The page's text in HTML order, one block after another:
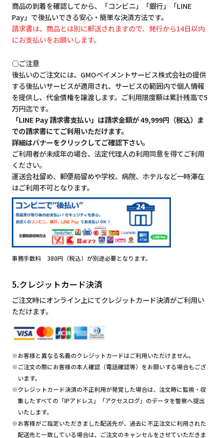
商品の到着を確認してから、「コンビニ」「銀行」「LINE
Pay」で後払いできる安心・簡単な決済方法です。
請求書は、商品とは別に郵送されますので、発行から14日以内
にお支払いをお願いします。
○ご注意
後払いのご注文には、GMOペイメントサービス株式会社の提供
する後払いサービスが適用され、サービスの範囲内で個人情報
を提供し、代金債権を譲渡します。ご利用限度額は累計残高で5
万円迄です。
「LINE Pay 請求書支払い」は請求金額が 49,999円（税込）ま
での請求書にてご利用いただけます。
詳細はバナーをクリックしてご確認下さい。
ご利用者が未成年の場合、法定代理人の利用同意を得てご利用
ください。
運送会社留め、郵便局留めや学校、病院、ホテルなど一時滞在
はご利用不可となります。
事務手数料 380円（税込）が別途必要となります。
5.クレジットカード決済
ご注文時にオンライン上にてクレジットカード決済がご利用い
ただけます。
※お客様と異なる名義のクレジットカードはご利用いただけません。
※ご注文の際にお客様の本人確認（電話確認等）をお願いする場合もござ
います。
※クレジットカード決済の不正利用が発覚した場合は、注文時に監視・収
集したすべての「IPアドレス」「アクセスログ」のデータを警察へ提出
いたします。
※お客様がご指定いただきました配送先が、過去に不正注文に利用された
配送先と一致している場合は、ご注文のキャンセルをさせていただきま